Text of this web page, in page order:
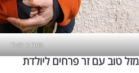
סתם כי בא לי
מזל טוב עם זר פרחים ליולדת